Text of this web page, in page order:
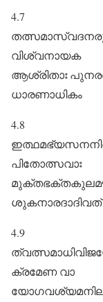
4.7
വിശ്വനായക
ആശ്രിതാഃ
ധാരണാധികം
4.8
പിതോത്സവാഃ
ശുകനാരദാദിവത്‌
4.9
ക്രമേണ വാ